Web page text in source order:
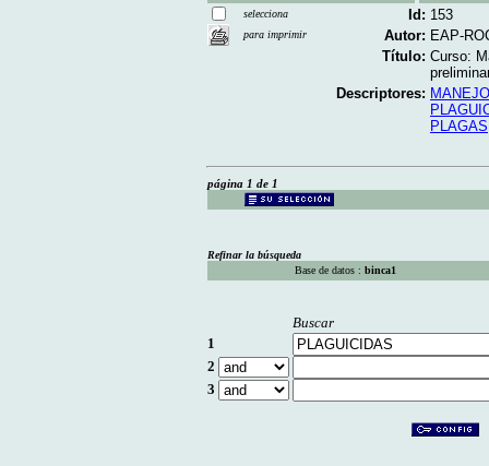
selecciona
para imprimir
Id: 153
Autor: EAP-
Título: Curso:
Descriptores:
PLAGAS
página 1 de 1
Refinar la búsqueda
Base de datos : binca1
Buscar
1
2
3